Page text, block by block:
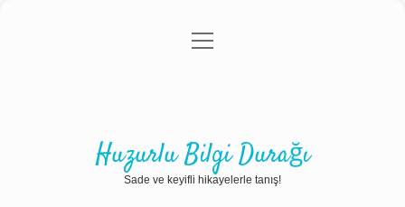
Gizlilik Politikası
menüyü
Huzurlu Bilgi Durağı
Sade ve keyifli hikayelerle tanış!